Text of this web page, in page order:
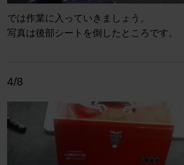
では作業に入っていきましょう。
写真は後部シートを倒したところです。
4/8